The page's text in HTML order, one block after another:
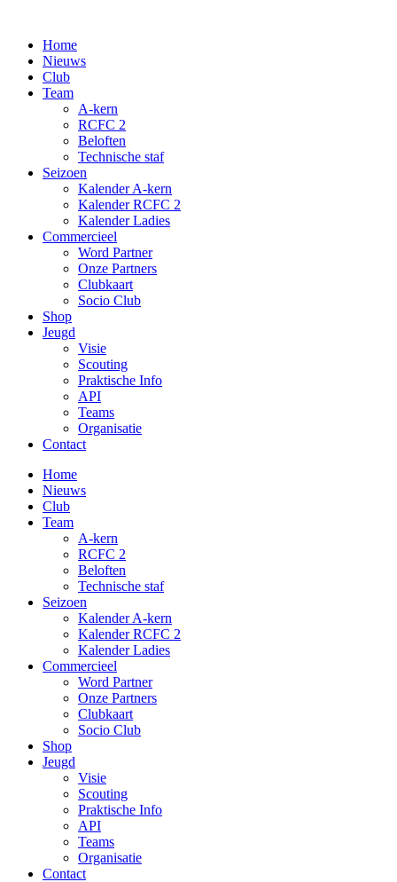
inhoud
Home
Nieuws
Club
Team
A-kern
RCFC 2
Beloften
Technische staf
Seizoen
Kalender A-kern
Kalender RCFC 2
Kalender Ladies
Commercieel
Word Partner
Onze Partners
Clubkaart
Socio Club
Shop
Jeugd
Visie
Scouting
Praktische Info
API
Teams
Organisatie
Contact
Home
Nieuws
Club
Team
A-kern
RCFC 2
Beloften
Technische staf
Seizoen
Kalender A-kern
Kalender RCFC 2
Kalender Ladies
Commercieel
Word Partner
Onze Partners
Clubkaart
Socio Club
Shop
Jeugd
Visie
Scouting
Praktische Info
API
Teams
Organisatie
Contact